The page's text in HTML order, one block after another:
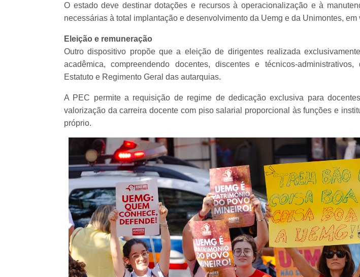
O estado deve destinar dotações e recursos à operacionalização e à
necessárias à total implantação e desenvolvimento da Uemg e da Unimontes, em
Eleição e remuneração
Outro dispositivo propõe que a eleição de dirigentes realizada
acadêmica, compreendendo docentes, discentes e técnicos-
Estatuto e Regimento Geral das autarquias.
A PEC permite a requisição de regime de dedicação exclusiva para
valorização da carreira docente com piso salarial proporcional às funções e
próprio.